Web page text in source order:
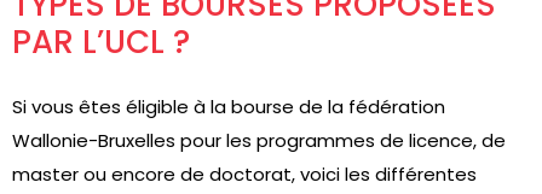
PAR L’UCL ?
Si vous êtes éligible à la bourse de la fédération
Wallonie-Bruxelles pour les programmes de licence, de
master ou encore de doctorat, voici les différentes